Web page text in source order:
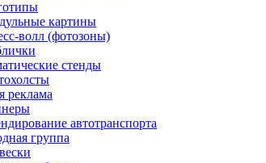
картины
волл (фотозоны)
стенды
реклама
автотранспорта
группа